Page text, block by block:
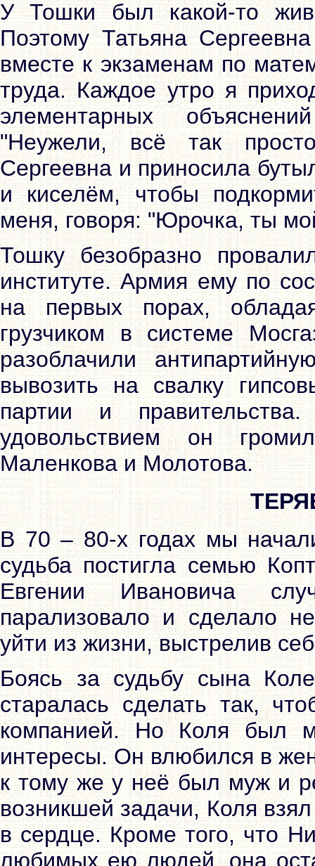
У Тошки был какой-то
Поэтому Татьяна
вместе к экзаменам по
труда. Каждое утро я
элементарных
"Неужели, всё так
Сергеевна и приносила
и киселём, чтобы
меня, говоря: "Юрочка, ты
Тошку безобразно
институте. Армия ему по
на первых порах,
грузчиком в системе
разоблачили
вывозить на свалку
партии и
удовольствием он
Маленкова и Молотова.
В 70 – 80-х годах мы
судьба постигла семью
Евгении Ивановича
парализовало и сделало
уйти из жизни, выстрелив
Боясь за судьбу сына
старалась сделать так,
компанией. Но Коля был
интересы. Он влюбился в
к тому же у неё был муж и
возникшей задачи, Коля
в сердце. Кроме того, что
любимых ею людей, она